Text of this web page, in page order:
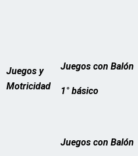
Juegos y
Motricidad
Juegos con Balón
1° básico
Juegos con Balón